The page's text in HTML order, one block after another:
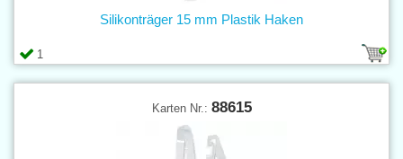
1
Silikonträger 15 mm Plastik Haken
Karten Nr.: 88615